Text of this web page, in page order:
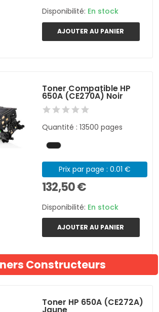
Disponibilité: En stock
AJOUTER AU PANIER
Toner Compatible HP
650A (CE270A) Noir
Quantité : 13500 pages
Prix par page : 0.01 €
132,50 €
Disponibilité: En stock
AJOUTER AU PANIER
Constructeurs
Toner HP 650A (CE272A)
Jaune